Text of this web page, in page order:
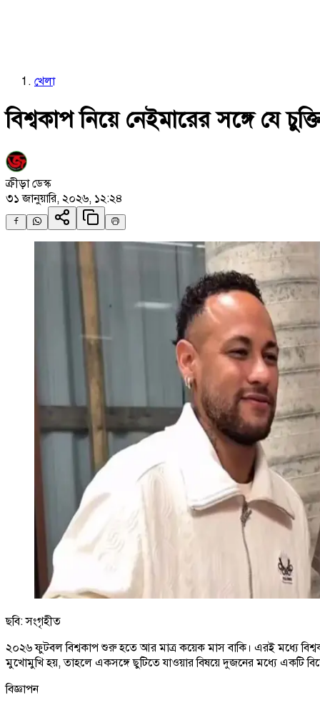
খেলা
বিশ্বকাপ নিয়ে নেইমারের সঙ্গে যে
ক্রীড়া ডেস্ক
৩১ জানুয়ারি, ২০২৬, ১২:২৪
ছবি: সংগৃহীত
২০২৬ ফুটবল বিশ্বকাপ শুরু হতে আর মাত্র কয়েক মাস বাকি। এরই মধ্যে
মুখোমুখি হয়, তাহলে একসঙ্গে ছুটিতে যাওয়ার বিষয়ে দুজনের মধ্যে একটি
বিজ্ঞাপন